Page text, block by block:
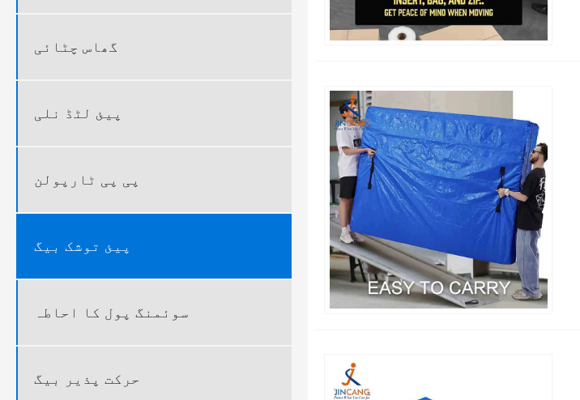
گھاس چٹائی
پیئ لٹڈ نلی
پی پی ٹارپولن
پیئ توشک بیگ
سوئمنگ پول کا احاطہ
حرکت پذیر بیگ